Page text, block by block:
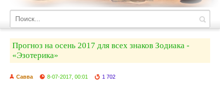
Прогноз на осень 2017 для всех знаков Зодиака -
«Эзотерика»
Савва 8-07-2017, 00:01 1 702